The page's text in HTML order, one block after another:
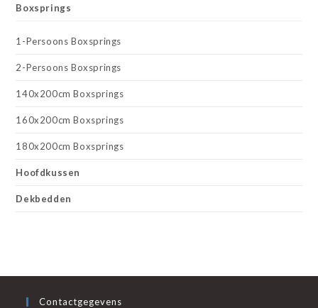
Boxsprings
1-Persoons Boxsprings
2-Persoons Boxsprings
140x200cm Boxsprings
160x200cm Boxsprings
180x200cm Boxsprings
Hoofdkussen
Dekbedden
Contactgegevens